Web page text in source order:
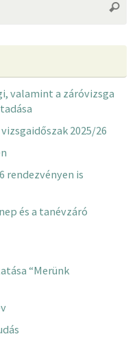
valamint a záróvizsga
2025/26
rendezvényen is
és a tanévzáró
“Merünk